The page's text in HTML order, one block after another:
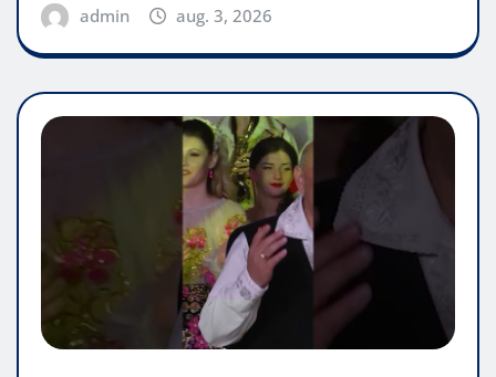
admin aug. 3, 2026